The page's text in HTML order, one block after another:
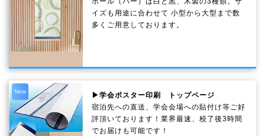
イズも用途に合わせて 小型から大型まで数
多くご用意しております。
New
▶学会ポスター印刷 トップページ
宿泊先への直送、学会会場への貼付け等ご好
評頂いております！業界最速、校了後3時間
でお届けも可能です！